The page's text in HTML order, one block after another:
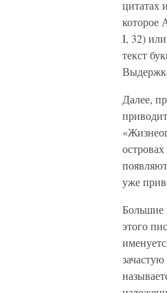
цитатах
которое
I, 32)
текст
Далее,
уже
Большие
этого